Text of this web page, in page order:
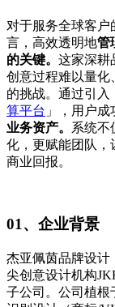
对于服务全球客
言，高效透明地管
的关键。 这家深耕
创意过程难以量化
的挑战。通过引入
算平台 」，用户成
业务资产。 系统不
化，更赋能团队，
商业回报。
01、企业背景
杰亚佩茵品牌设计
尖创意设计机构
子公司。公司植根